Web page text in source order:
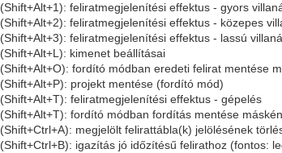
(Shift+Alt+1): feliratmegjelenítési effektus - gyors
(Shift+Alt+2): feliratmegjelenítési effektus - közepes
(Shift+Alt+3): feliratmegjelenítési effektus - lassú
(Shift+Alt+L): kimenet beállításai
(Shift+Alt+O): fordító módban eredeti felirat mentése
(Shift+Alt+P): projekt mentése (fordító mód)
(Shift+Alt+T): feliratmegjelenítési effektus - gépelés
(Shift+Alt+T): fordító módban fordítás mentése
(Shift+Ctrl+A): megjelölt felirattábla(k) jelölésének
(Shift+Ctrl+B): igazítás jó időzítésű felirathoz (fontos: